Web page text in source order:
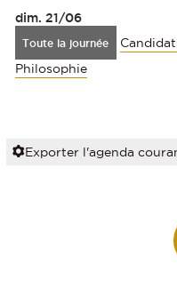
dim. 21/06
Toute la journée
Philosophie
Exporter l'agenda